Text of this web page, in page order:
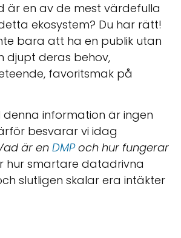
är en av de mest värdefulla
ekosystem? Du har rätt!
bara att ha en publik utan
djupt deras behov,
favoritsmak på
information är ingen
besvarar vi idag
är enDMPoch hur fungerar
hur smartare datadrivna
slutligen skalar era intäkter